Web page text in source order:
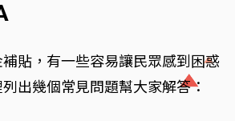
貼，有一些容易讓民眾感到困惑
出幾個常見問題幫大家解答：